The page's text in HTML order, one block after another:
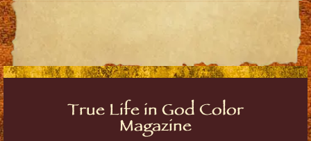
True Life in God Color
Magazine